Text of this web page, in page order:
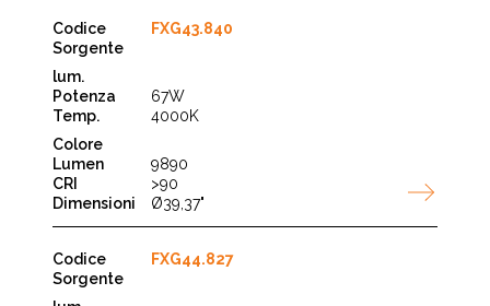
FXG43.840
67W
4000K
9890
>90
Ø39,37"
FXG44.827